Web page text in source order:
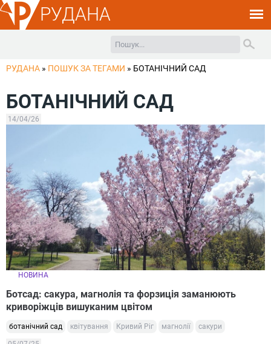
РУДАНА
РУДАНА » ПОШУК ЗА ТЕГАМИ » БОТАНІЧНИЙ САД
БОТАНІЧНИЙ САД
14/04/26
НОВИНА
Ботсад: сакура, магнолія та форзиція заманюють
криворіжців вишуканим цвітом
ботанічний сад квітування Кривий Ріг магнолії сакури